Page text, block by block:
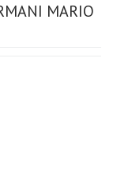
MARIO